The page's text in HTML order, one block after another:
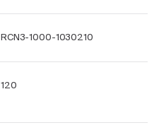
RCN3-1000-1030210
120